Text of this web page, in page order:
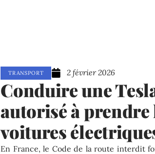
TRANSPORT 2 février 2026
Conduire une
autorisé à prendre
voitures
En France, le Code de la route interdit